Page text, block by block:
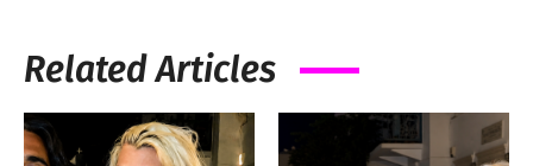
Related Articles